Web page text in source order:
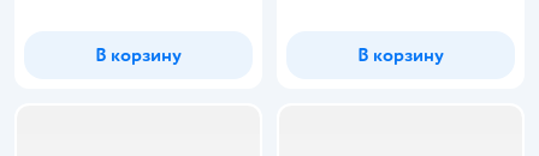
В корзину В корзину